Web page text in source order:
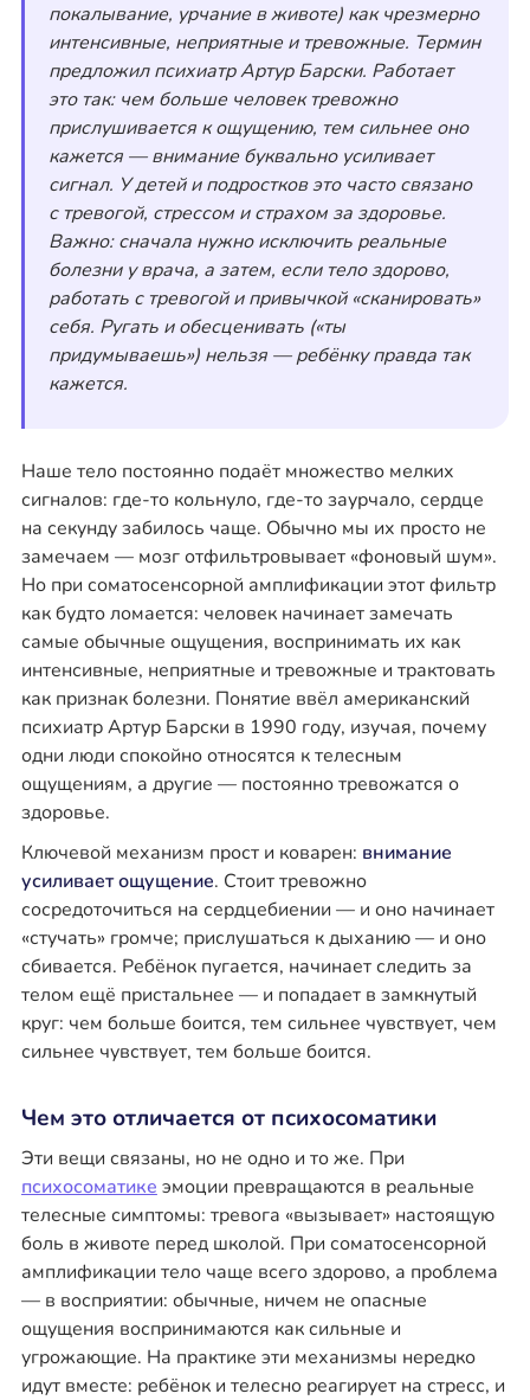
покалывание, урчание в животе) как чрезмерно
интенсивные, неприятные и тревожные. Термин
предложил психиатр Артур Барски. Работает
это так: чем больше человек тревожно
прислушивается к ощущению, тем сильнее оно
кажется — внимание буквально усиливает
сигнал. У детей и подростков это часто связано
с тревогой, стрессом и страхом за здоровье.
Важно: сначала нужно исключить реальные
болезни у врача, а затем, если тело здорово,
работать с тревогой и привычкой «сканировать»
себя. Ругать и обесценивать («ты
придумываешь») нельзя — ребёнку правда так
кажется.
Наше тело постоянно подаёт множество мелких
сигналов: где-то кольнуло, где-то заурчало, сердце
на секунду забилось чаще. Обычно мы их просто не
замечаем — мозг отфильтровывает «фоновый шум».
Но при соматосенсорной амплификации этот фильтр
как будто ломается: человек начинает замечать
самые обычные ощущения, воспринимать их как
интенсивные, неприятные и тревожные и трактовать
как признак болезни. Понятие ввёл американский
психиатр Артур Барски в 1990 году, изучая, почему
одни люди спокойно относятся к телесным
ощущениям, а другие — постоянно тревожатся о
здоровье.
Ключевой механизм прост и коварен: внимание
усиливает ощущение. Стоит тревожно
сосредоточиться на сердцебиении — и оно начинает
«стучать» громче; прислушаться к дыханию — и оно
сбивается. Ребёнок пугается, начинает следить за
телом ещё пристальнее — и попадает в замкнутый
круг: чем больше боится, тем сильнее чувствует, чем
сильнее чувствует, тем больше боится.
Чем это отличается от психосоматики
Эти вещи связаны, но не одно и то же. При
психосоматике эмоции превращаются в реальные
телесные симптомы: тревога «вызывает» настоящую
боль в животе перед школой. При соматосенсорной
амплификации тело чаще всего здорово, а проблема
— в восприятии: обычные, ничем не опасные
ощущения воспринимаются как сильные и
угрожающие. На практике эти механизмы нередко
идут вместе: ребёнок и телесно реагирует на стресс, и